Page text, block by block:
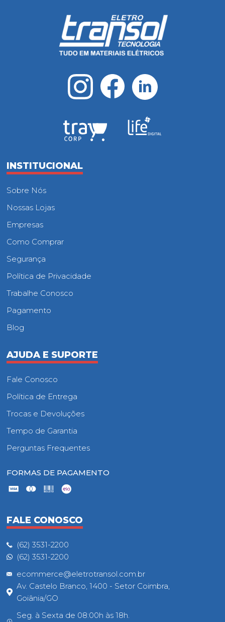
INSTITUCIONAL
Sobre Nós
Nossas Lojas
Empresas
Como Comprar
Segurança
Política de Privacidade
Trabalhe Conosco
Pagamento
Blog
AJUDA E SUPORTE
Fale Conosco
Política de Entrega
Trocas e Devoluções
Tempo de Garantia
Perguntas Frequentes
FORMAS DE PAGAMENTO
FALE CONOSCO
(62) 3531-2200
(62) 3531-2200
ecommerce@eletrotransol.com.br
Av. Castelo Branco, 1400 - Setor Coimbra,
Goiânia/GO
Seg. à Sexta de 08:00h às 18h.